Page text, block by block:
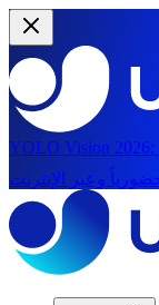
YOLO Vision 2026: